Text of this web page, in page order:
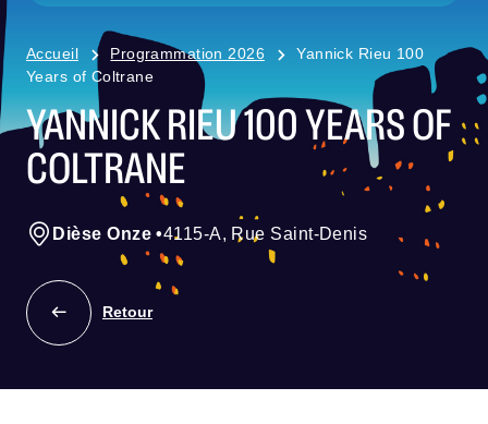
Accueil Programmation 2026
Yannick Rieu 100
Years of Coltrane
YANNICK RIEU 100 YEARS OF
COLTRANE
Dièse Onze •4115-A, Rue Saint-Denis
Retour